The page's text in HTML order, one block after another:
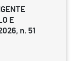
E
n. 51